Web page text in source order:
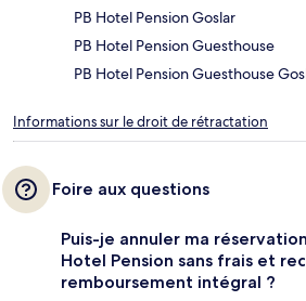
PB Hotel Pension Goslar
PB Hotel Pension Guesthouse
PB Hotel Pension Guesthouse
Informations sur le droit de rétractation
Foire aux questions
Puis-je annuler ma
Hotel Pension sans frais et
remboursement intégral ?